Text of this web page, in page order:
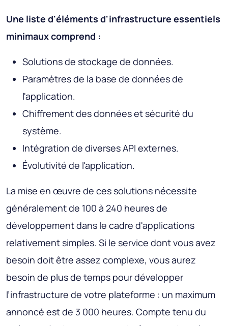
Une liste d'éléments d'infrastructure essentiels
minimaux comprend :
Solutions de stockage de données.
Paramètres de la base de données de
l'application.
Chiffrement des données et sécurité du
système.
Intégration de diverses API externes.
Évolutivité de l'application.
La mise en œuvre de ces solutions nécessite
généralement de 100 à 240 heures de
développement dans le cadre d'applications
relativement simples. Si le service dont vous avez
besoin doit être assez complexe, vous aurez
besoin de plus de temps pour développer
l’infrastructure de votre plateforme : un maximum
annoncé est de 3 000 heures. Compte tenu du